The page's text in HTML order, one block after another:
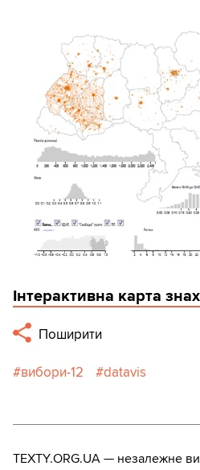
Інтерактивна карта
Поширити
вибори-12 datavis
TEXTY.ORG.UA — незалежне